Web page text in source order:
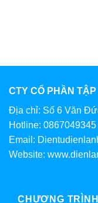
CTY CỔ PHẦN
Địa chỉ: Số 6 Văn
Hotline: 0867049345
Email:
Website:
CHƯƠNG